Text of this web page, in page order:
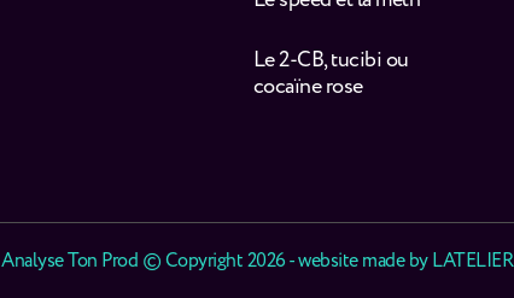
Le 2-CB, tucibi ou
cocaïne rose
Analyse Ton Prod © Copyright 2026 - website made byLATELIER